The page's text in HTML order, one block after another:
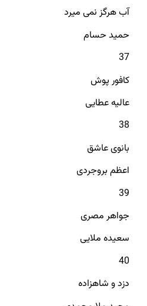
آب هرگز نمی میرد
حمید حسام
37
کافور پوش
عالیه عطایی
38
بانوی عاشق
اعظم بروجردی
39
جواهر مصری
سعیده ملایی
40
دزد و شاهزاده